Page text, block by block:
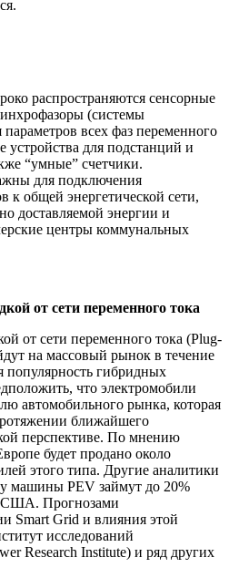
распространяются сенсорные
(системы
всех фаз переменного
устройства для подстанций и
“умные” счетчики.
для подключения
к общей энергетической сети,
доставляемой энергии и
центры коммунальных
от сети переменного тока
от сети переменного тока (Plug-
на массовый рынок в течение
популярность гибридных
что электромобили
автомобильного рынка, которая
ближайшего
перспективе. По мнению
будет продано около
этого типа. Другие аналитики
машины PEV займут до 20%
США. Прогнозами
Smart Grid и влияния этой
исследований
Research Institute) и ряд других